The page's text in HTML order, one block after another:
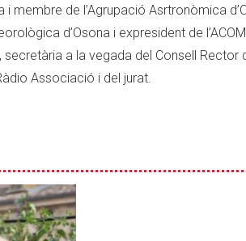
membre de l’Agrupació Asrtronòmica
d’Osona i expresident de l’ACOM
a la vegada del Consell Rector
Associació i del jurat.